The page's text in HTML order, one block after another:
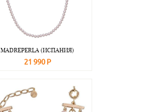
MADREPERLA (ИСПАНИЯ)
21 990 Р